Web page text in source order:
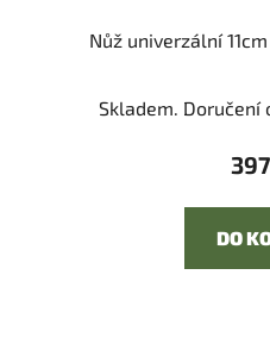
Nůž univerzální
Skladem. Doručení
DO